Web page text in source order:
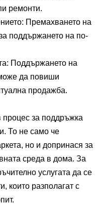
ремонти.
Премахването на
поддържането на по-
Поддържането на
да повиши
продажба.
процес за поддръжка
То не само че
но и допринася за
среда в дома. За
услугата да се
които разполагат с